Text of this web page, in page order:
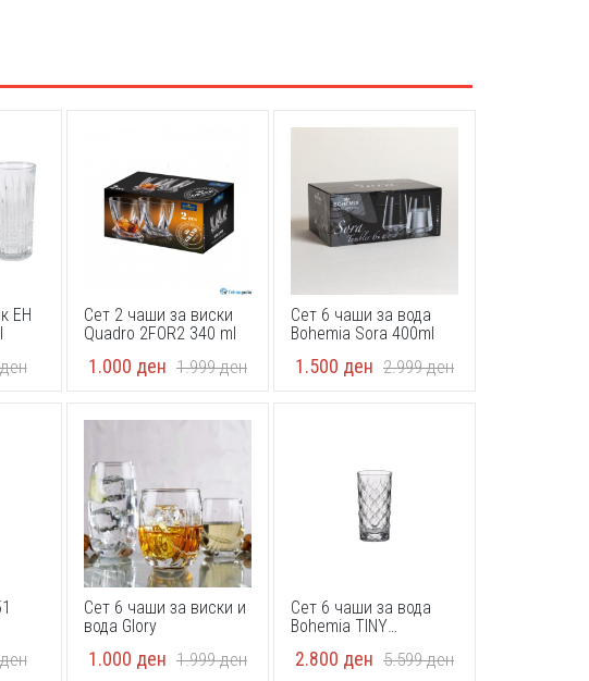
EH
ден
Сет 2 чаши за виски
Quadro 2FOR2 340 ml
1.000 ден 1.999ден
Сет 6 чаши за вода
Bohemia Sora 400ml
1.500 ден 2.999ден
ден
Сет 6 чаши за виски и
вода Glory
1.000 ден 1.999ден
Сет 6 чаши за вода
Bohemia TINY
2.800 ден 5.599ден